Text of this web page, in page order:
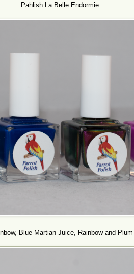
Pahlish La Belle Endormie
Blue Martian Juice, Rainbow and